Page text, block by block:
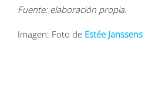
Fuente: elaboración propia.
Imagen: Foto de Estée Janssens